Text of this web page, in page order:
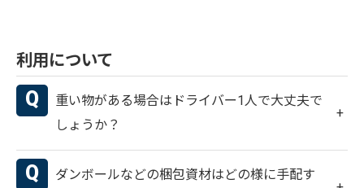
利用について
重い物がある場合はドライバー1人で大丈夫で
しょうか？
ダンボールなどの梱包資材はどの様に手配す